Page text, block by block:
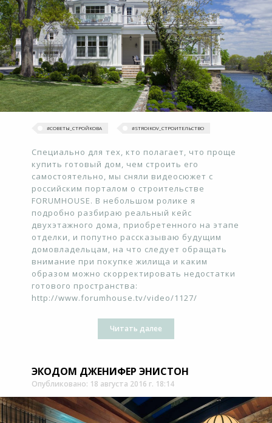
#‎СОВЕТЫ_СТРОЙКОВА #STROIKOV_СТРОИТЕЛЬСТВО
Специально для тех, кто полагает, что проще
купить готовый дом, чем строить его
самостоятельно, мы сняли видеосюжет с
российским порталом о строительстве
FORUMHOUSE. В небольшом ролике я
подробно разбираю реальный кейс
двухэтажного дома, приобретенного на этапе
отделки, и попутно рассказываю будущим
домовладельцам, на что следует обращать
внимание при покупке жилища и каким
образом можно скорректировать недостатки
готового пространства:
http://www.forumhouse.tv/video/1127/
Читать далее
ЭКОДОМ ДЖЕНИФЕР ЭНИСТОН
Опубликовано: 18 августа 2016 г. 18:14